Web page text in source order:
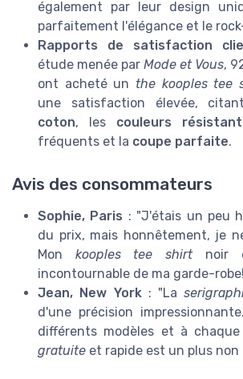
également par leur design
parfaitement l'élégance et le
Rapports de satisfaction
étude menée parMode et Vous,
ont acheté un the kooples tee
une satisfaction élevée,
coton, les couleurs
fréquents et la coupe parfaite.
Avis des consommateurs
Sophie, Paris : "J'étais un peu
du prix, mais honnêtement, je
Mon kooples tee shirtnoir
incontournable de ma garde-
Jean, New York: "La
d'une précision
différents modèles et à
gratuite et rapide est un plus non